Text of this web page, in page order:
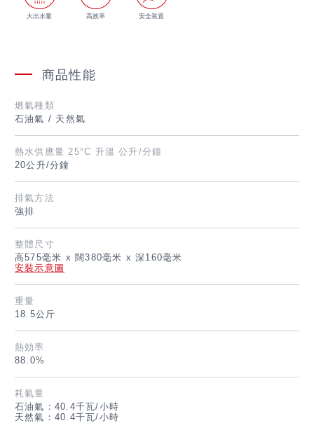
English
大出水量 高效率 安全装置
商品性能
燃氣種類
石油氣 / 天然氣
熱水供應量25°C 升溫 公升/分鐘
20公升/分鐘
排氣方法
強排
整體尺寸
高575毫米 x 闊380毫米 x 深160毫米
安裝示意圖
重量
18.5公斤
熱効率
88.0%
耗氣量
石油氣：40.4千瓦/小時
天然氣：40.4千瓦/小時